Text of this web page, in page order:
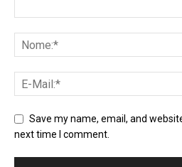
Save my name, email, and
next time I comment.